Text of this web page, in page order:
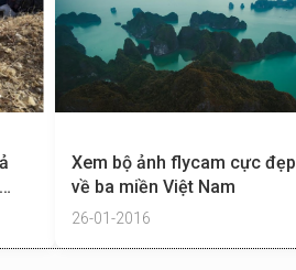
Xem bộ ảnh flycam cực đẹp
về ba miền Việt Nam
26-01-2016